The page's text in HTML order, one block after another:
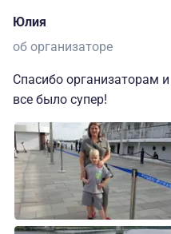
Юлия
об организаторе
Спасибо организаторам
все было супер!